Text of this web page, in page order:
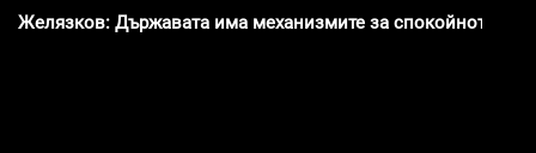
Желязков: Държавата има механизмите за спокойното и